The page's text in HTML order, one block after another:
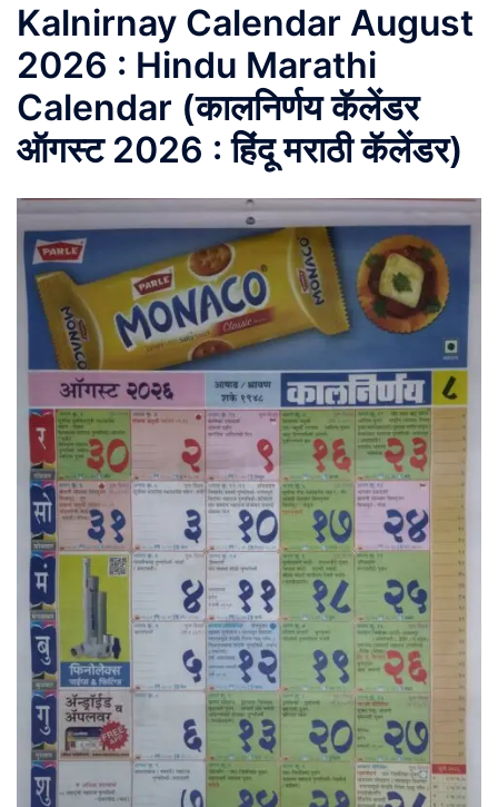
Kalnirnay Calendar August
2026 : Hindu Marathi
Calendar (कालनिर्णय कॅलेंडर
ऑगस्ट 2026 : हिंदू मराठी कॅलेंडर)